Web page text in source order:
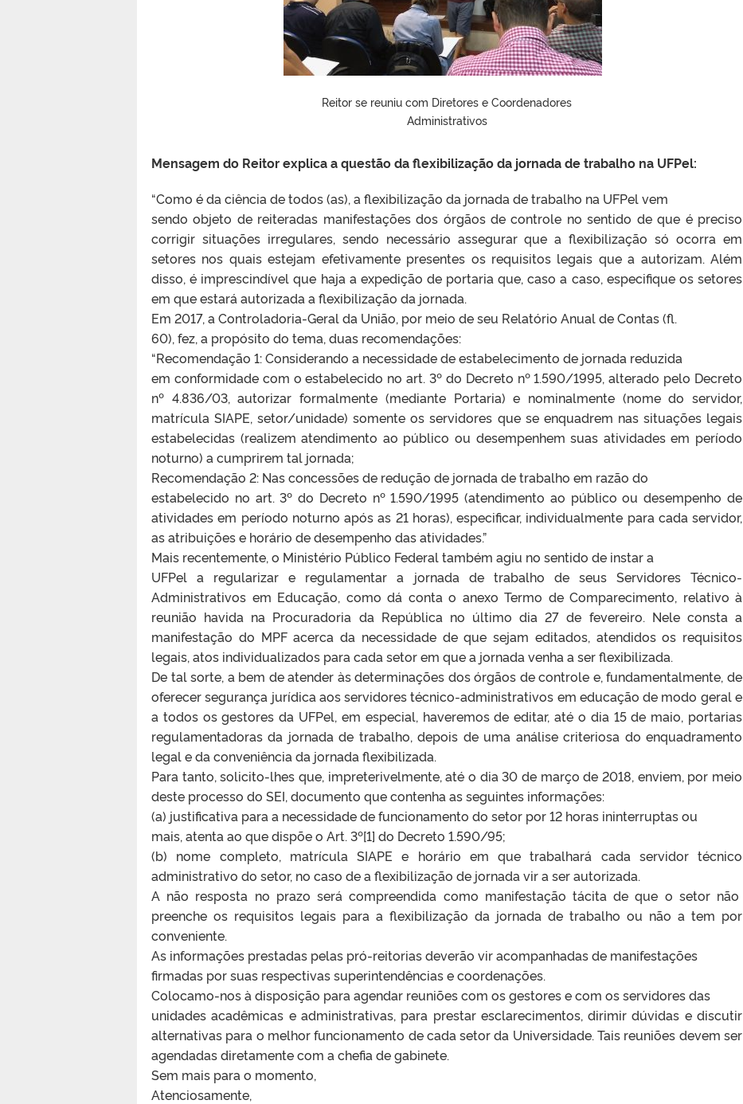
Reitor se reuniu com Diretores e Coordenadores
Administrativos
Mensagem do Reitor explica a questão da flexibilização da jornada de trabalho na UFPel:
“Como é da ciência de todos (as), a flexibilização da jornada de trabalho na UFPel vem
sendo objeto de reiteradas manifestações dos órgãos de controle no sentido de que é preciso
corrigir situações irregulares, sendo necessário assegurar que a flexibilização só ocorra em
setores nos quais estejam efetivamente presentes os requisitos legais que a autorizam. Além
disso, é imprescindível que haja a expedição de portaria que, caso a caso, especifique os setores
em que estará autorizada a flexibilização da jornada.
Em 2017, a Controladoria-Geral da União, por meio de seu Relatório Anual de Contas (fl.
60), fez, a propósito do tema, duas recomendações:
“Recomendação 1: Considerando a necessidade de estabelecimento de jornada reduzida
em conformidade com o estabelecido no art. 3º do Decreto nº 1.590/1995, alterado pelo Decreto
nº 4.836/03, autorizar formalmente (mediante Portaria) e nominalmente (nome do servidor,
matrícula SIAPE, setor/unidade) somente os servidores que se enquadrem nas situações legais
estabelecidas (realizem atendimento ao público ou desempenhem suas atividades em período
noturno) a cumprirem tal jornada;
Recomendação 2: Nas concessões de redução de jornada de trabalho em razão do
estabelecido no art. 3º do Decreto nº 1.590/1995 (atendimento ao público ou desempenho de
atividades em período noturno após as 21 horas), especificar, individualmente para cada servidor,
as atribuições e horário de desempenho das atividades.”
Mais recentemente, o Ministério Público Federal também agiu no sentido de instar a
UFPel a regularizar e regulamentar a jornada de trabalho de seus Servidores Técnico-
Administrativos em Educação, como dá conta o anexo Termo de Comparecimento, relativo à
reunião havida na Procuradoria da República no último dia 27 de fevereiro. Nele consta a
manifestação do MPF acerca da necessidade de que sejam editados, atendidos os requisitos
legais, atos individualizados para cada setor em que a jornada venha a ser flexibilizada.
De tal sorte, a bem de atender às determinações dos órgãos de controle e, fundamentalmente, de
oferecer segurança jurídica aos servidores técnico-administrativos em educação de modo geral e
a todos os gestores da UFPel, em especial, haveremos de editar, até o dia 15 de maio, portarias
regulamentadoras da jornada de trabalho, depois de uma análise criteriosa do enquadramento
legal e da conveniência da jornada flexibilizada.
Para tanto, solicito-lhes que, impreterivelmente, até o dia 30 de março de 2018, enviem, por meio
deste processo do SEI, documento que contenha as seguintes informações:
(a) justificativa para a necessidade de funcionamento do setor por 12 horas ininterruptas ou
mais, atenta ao que dispõe o Art. 3º[1] do Decreto 1.590/95;
(b) nome completo, matrícula SIAPE e horário em que trabalhará cada servidor técnico
administrativo do setor, no caso de a flexibilização de jornada vir a ser autorizada.
A não resposta no prazo será compreendida como manifestação tácita de que o setor não
preenche os requisitos legais para a flexibilização da jornada de trabalho ou não a tem por
conveniente.
As informações prestadas pelas pró-reitorias deverão vir acompanhadas de manifestações
firmadas por suas respectivas superintendências e coordenações.
Colocamo-nos à disposição para agendar reuniões com os gestores e com os servidores das
unidades acadêmicas e administrativas, para prestar esclarecimentos, dirimir dúvidas e discutir
alternativas para o melhor funcionamento de cada setor da Universidade. Tais reuniões devem ser
agendadas diretamente com a chefia de gabinete.
Sem mais para o momento,
Atenciosamente,